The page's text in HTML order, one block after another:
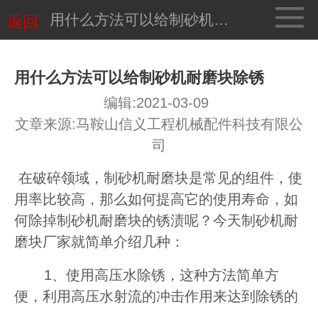
用什么方法可以给制砂机耐磨块除锈
返回
用什么方法可以给制砂机耐磨块除锈
编辑:2021-03-09
文章来源:马鞍山信义工程机械配件科技有限公
司
在破碎领域，制砂机耐磨块是常见的组件，使
用率比较高，那么如何提高它的使用寿命，如
何除掉制砂机耐磨块的锈渍呢？今天制砂机耐
磨块厂家就简单介绍几种：
1、使用高压水除锈，这种方法简单方
便，利用高压水射流的冲击作用来达到除锈的